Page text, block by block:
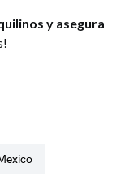
y asegura
mexico